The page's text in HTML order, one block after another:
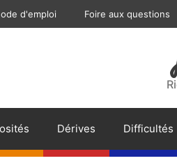
d'emploi Foire aux questions
Dérives Difficultés